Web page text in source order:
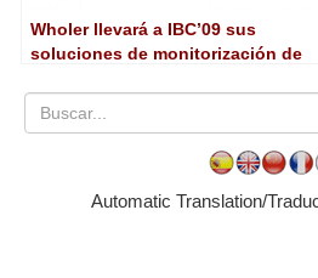
Wholer llevará a IBC’09 sus
soluciones de monitorización de
Automatic Translation/